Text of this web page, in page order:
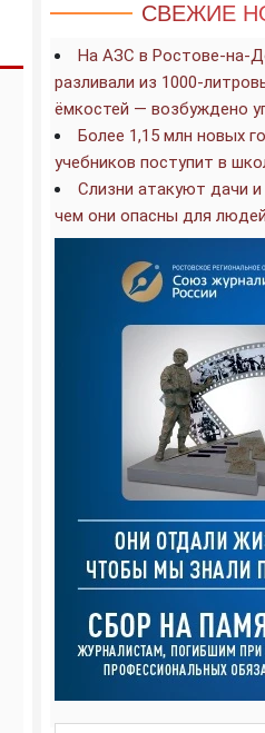
СВЕЖИЕ
На АЗС в Ростове-на-
разливали из 1000-
ёмкостей — возбуждено
Более 1,15 млн новых
учебников поступит в
Слизни атакуют дачи
чем они опасны для